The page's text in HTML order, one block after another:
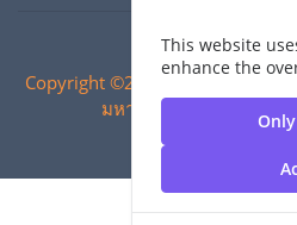
This website
enhance the
Copyright ©2024 สำนักวิทยบริกา
มหาวิทยาลัยเทคโนโลยีร